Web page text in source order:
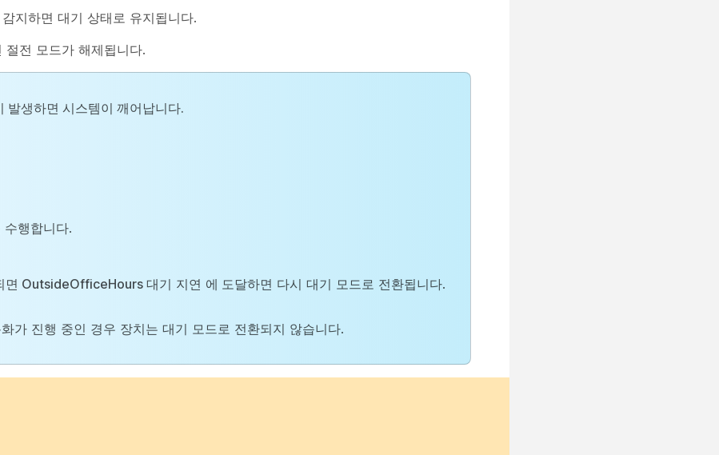
지하면 대기 상태로 유지됩니다.
전 모드가 해제됩니다.
발생하면 시스템이 깨어납니다.
행합니다.
면 OutsideOfficeHours대기 지연 에 도달하면 다시 대기 모드로 전환됩니다.
가 진행 중인 경우 장치는 대기 모드로 전환되지 않습니다.